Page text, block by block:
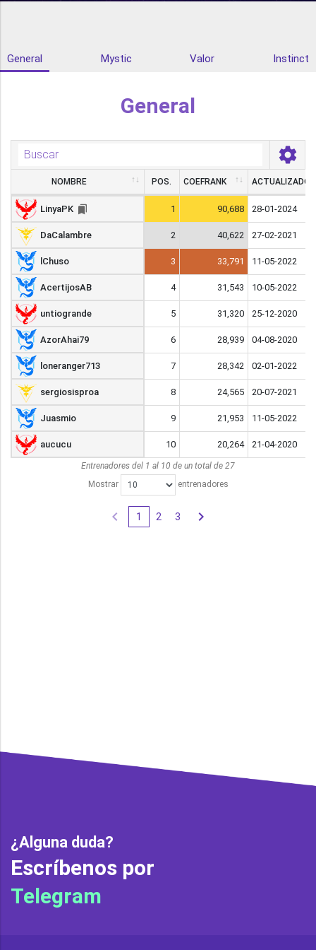
General Mystic Valor Instinct
General
NOMBRE POS. COEFRANK
ACTUALIZADO
NOMBRE
LinyaPK 1 90,688 28-01-2024
DaCalambre 2 40,622 27-02-2021
lChuso 3 33,791 11-05-2022
AcertijosAB 4 31,543 10-05-2022
untiogrande 5 31,320 25-12-2020
AzorAhai79 6 28,939 04-08-2020
loneranger713 7 28,342 02-01-2022
sergiosisproa 8 24,565 20-07-2021
Juasmio 9 21,953 11-05-2022
aucucu 10 20,264 21-04-2020
NOMBRE
LinyaPK
DaCalambre
lChuso
AcertijosAB
untiogrande
AzorAhai79
loneranger713
sergiosisproa
Juasmio
aucucu
Entrenadores del 1 al 10 de un total de 27
Mostrar
entrenadores
1 2 3
¿Alguna duda?
Escríbenos por
Telegram